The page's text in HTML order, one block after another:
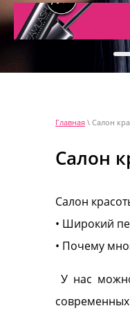
Главная \ Салон
Салон
Салон
• Широкий
• Почему
У нас